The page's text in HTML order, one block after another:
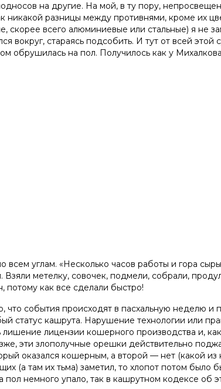
на другие. На мой, в ту пору,
никакой разницы между противнями, кроме их
скорее всего алюминиевые или стальные) я не
вокруг, стараясь подсобить. И тут от всей этой
обрушилась на пол. Получилось как у
всем углам. «Несколько часов работы и гора
метелку, совочек, подмели, собрали,
потому как все сделали быстро!
события происходят в пасхальную неделю и
статус кашрута. Нарушение технологии или
лицензии кошерного производства и,
эти злополучные орешки действительно
оказался кошерным, а второй — нет (какой
(а там их тьма) заметил, то хлопот потом было
пол немного упало, так в кашрутном кодексе об